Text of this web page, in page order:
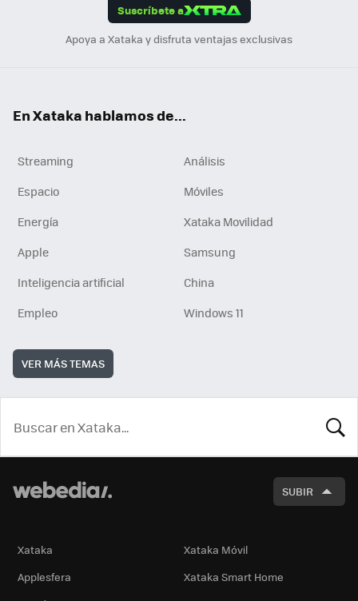
Suscríbete a
Apoya a Xataka y disfruta ventajas exclusivas
En Xataka hablamos de...
Streaming
Análisis
Espacio
Móviles
Energía
Xataka Movilidad
Apple
Samsung
Inteligencia artificial
China
Empleo
Windows 11
VER MÁS TEMAS
SUBIR
Xataka
Xataka Móvil
Applesfera
Xataka Smart Home